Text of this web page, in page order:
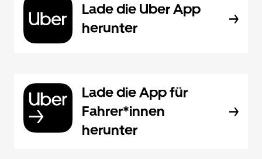
Lade die Uber App
herunter
Lade die App für
Fahrer*innen
herunter